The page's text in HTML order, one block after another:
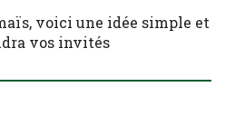
voici une idée simple et
vos invités